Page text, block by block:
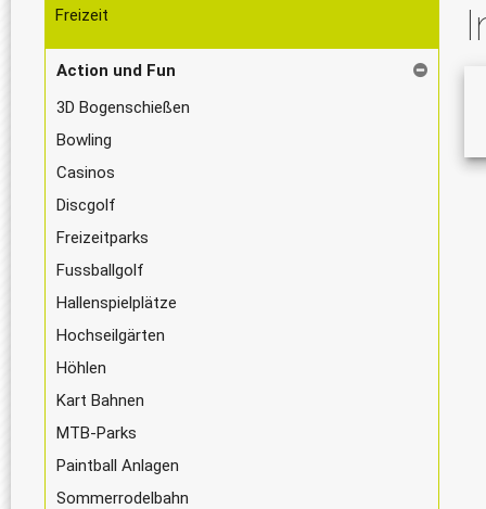
Freizeit
Action und Fun
3D Bogenschießen
Bowling
Casinos
Discgolf
Freizeitparks
Fussballgolf
Hallenspielplätze
Hochseilgärten
Höhlen
Kart Bahnen
MTB-Parks
Paintball Anlagen
Sommerrodelbahn